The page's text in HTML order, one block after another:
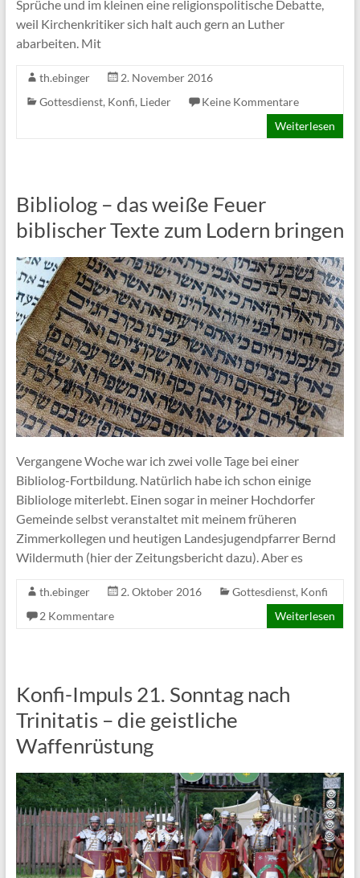
Sprüche und im kleinen eine religionspolitische Debatte,
weil Kirchenkritiker sich halt auch gern an Luther
abarbeiten. Mit
th.ebinger
2. November 2016
Gottesdienst, Konfi, Lieder
Keine Kommentare
Weiterlesen
Bibliolog – das weiße Feuer
biblischer Texte zum Lodern bringen
Vergangene Woche war ich zwei volle Tage bei einer
Bibliolog-Fortbildung. Natürlich habe ich schon einige
Bibliologe miterlebt. Einen sogar in meiner Hochdorfer
Gemeinde selbst veranstaltet mit meinem früheren
Zimmerkollegen und heutigen Landesjugendpfarrer Bernd
Wildermuth (hier der Zeitungsbericht dazu). Aber es
th.ebinger 2. Oktober 2016 Gottesdienst, Konfi
2 Kommentare
Weiterlesen
Konfi-Impuls 21. Sonntag nach
Trinitatis – die geistliche
Waffenrüstung